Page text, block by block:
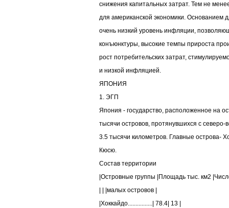
снижения капитальных затрат. Тем не
для американской экономики. Основанием
очень низкий уровень инфляции,
конъюнктуры, высокие темпы прироста
рост потребительских затрат,
и низкой инфляцией.
ЯПОНИЯ
1. ЭГП
Япония - государство, расположенное на
тысячи островов, протянувшихся с северо-
3.5 тысячи километров. Главные острова-
Кюсю.
Состав территории
|Островные группы |Площадь тыс. км2
| | |малых островов |
|Хоккайдо................| 78.4| 13 |